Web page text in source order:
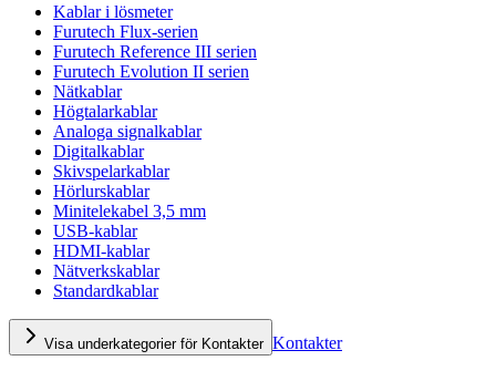
Kablar i lösmeter
Furutech Flux-serien
Furutech Reference III serien
Furutech Evolution II serien
Nätkablar
Högtalarkablar
Analoga signalkablar
Digitalkablar
Skivspelarkablar
Hörlurskablar
Minitelekabel 3,5 mm
USB-kablar
HDMI-kablar
Nätverkskablar
Standardkablar
Visa underkategorier för Kontakter Kontakter